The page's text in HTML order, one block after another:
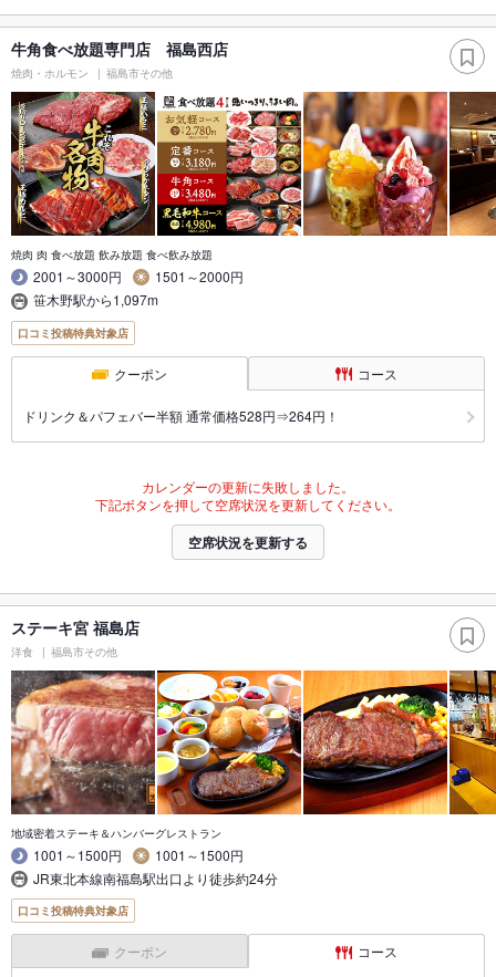
牛角食べ放題専門店 福島西店
焼肉・ホルモン 福島市その他
焼肉 肉 食べ放題 飲み放題 食べ飲み放題
2001～3000円
1501～2000円
笹木野駅から1,097m
口コミ投稿特典対象店
クーポン コース
ドリンク＆パフェバー半額 通常価格528円⇒264円！
カレンダーの更新に失敗しました。
下記ボタンを押して空席状況を更新してください。
空席状況を更新する
ステーキ宮 福島店
洋食 福島市その他
地域密着ステーキ＆ハンバーグレストラン
1001～1500円
1001～1500円
JR東北本線南福島駅出口より徒歩約24分
口コミ投稿特典対象店
クーポン コース